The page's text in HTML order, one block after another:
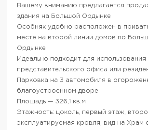
Вашему вниманию предлагается
здания на Большой Ордынке
Особняк удобно расположен в
месте на второй линии домов по
Ордынке
Идеально подходит для использования
представительского офиса или
Парковка на 3 автомобиля в
благоустроенном дворе
Площадь — 326,1 кв.м
Этажность: цоколь, первый этаж,
эксплуатируемая кровля, вид на Храм